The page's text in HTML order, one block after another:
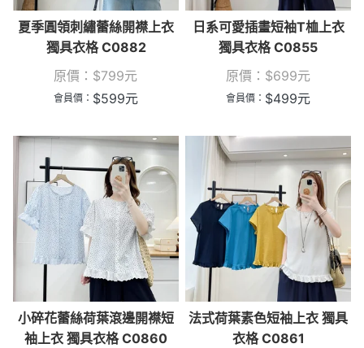
夏季圓領刺繡蕾絲開襟上衣
獨具衣格 C0882
原價： $799元
會員價： $599元
日系可愛插畫短袖T桖上衣
獨具衣格 C0855
原價： $699元
會員價： $499元
小碎花蕾絲荷葉滾邊開襟短
袖上衣 獨具衣格 C0860
法式荷葉素色短袖上衣 獨具
衣格 C0861